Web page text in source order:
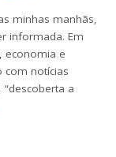
minhas manhãs,
informada. Em
economia e
com notícias
a